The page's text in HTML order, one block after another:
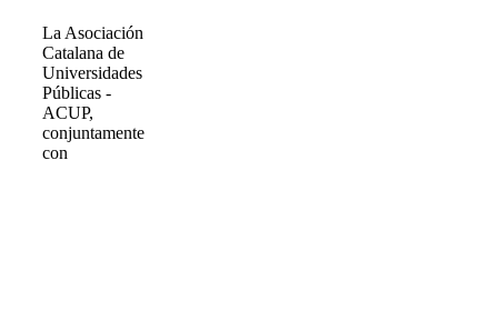
La Asociación
Catalana de
Universidades
Públicas -
ACUP,
conjuntamente
con